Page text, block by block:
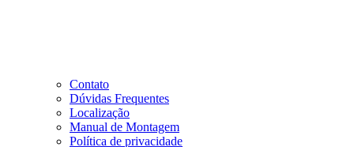
Contato
Dúvidas Frequentes
Localização
Manual de Montagem
Política de privacidade